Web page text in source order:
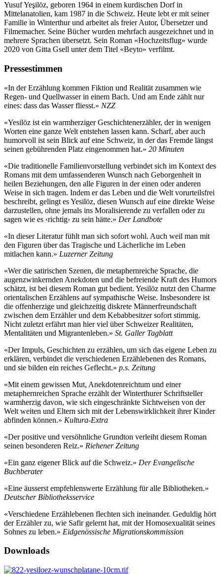
Yusuf Yeşilöz, geboren 1964 in einem kurdischen Dorf in
Mittelanatolien, kam 1987 in die Schweiz. Heute lebt er mit seiner
Familie in Winterthur und arbeitet als freier Autor, Übersetzer und
Filmemacher. Seine Bücher wurden mehrfach ausgezeichnet und in
mehrere Sprachen übersetzt. Sein Roman «Hochzeitsflug» wurde
2020 von Gitta Gsell unter dem Titel «Beyto» verfilmt.
Pressestimmen
«In der Erzählung kommen Fiktion und Realität zusammen wie
Regen- und Quellwasser in einem Bach. Und am Ende zählt nur
eines: dass das Wasser fliesst.» NZZ
«Yesilöz ist ein warmherziger Geschichtenerzähler, der in wenigen
Worten eine ganze Welt entstehen lassen kann. Scharf, aber auch
humorvoll ist sein Blick auf eine Schweiz, in der das Fremde längst
seinen gebührenden Platz eingenommen hat.» 20 Minuten
«Die traditionelle Familienvorstellung verbindet sich im Kontext des
Romans mit dem umfassenderen Wunsch nach Geborgenheit in
heilen Beziehungen, den alle Figuren in der einen oder anderen
Weise in sich tragen. Indem er das Leben und die Welt vorurteilsfrei
beschreibt, gelingt es Yesilöz, diesen Wunsch auf eine direkte Weise
darzustellen, ohne jemals ins Moralisierende zu verfallen oder zu
sagen wie es ‹richtig› zu sein hätte.» Der Landbote
«In dieser Literatur fühlt man sich sofort wohl. Auch weil man mit
den Figuren über das Tragische und Lächerliche im Leben
mitlachen kann.» Luzerner Zeitung
«Wer die satirischen Szenen, die metaphernreiche Sprache, die
augenzwinkernden Anekdoten und die befreiende Kraft des Humors
schätzt, ist bei diesem Roman gut bedient. Yesilöz nutzt den Charme
orientalischen Erzählens auf sympathische Weise. Insbesondere ist
die offenherzige und gleichzeitig diskrete Männerfreundschaft
zwischen dem Erzähler und dem Kebabbesitzer sofort stimmig.
Nicht zuletzt erfährt man hier viel über Schweizer Realitäten,
Mentalitäten und Migrantenleben.» St. Galler Tagblatt
«Der Impuls, Geschichten zu erzählen, um sich das eigene Leben zu
erklären, verbindet die verschiedenen Erzählebenen des Romans,
und sie bilden ein reiches Geflecht.» p.s. Zeitung
«Mit einem gewissen Mut, Anekdotenreichtum und einer
metaphernreichen Sprache erzählt der Winterthurer Schriftsteller
warmherzig davon, wie sich eingeschränkte Sichtweisen von der
Welt weiten und Eltern sich mit der Lebenswirklichkeit ihrer Kinder
abfinden können.» Kultura-Extra
«Der positive und versöhnliche Grundton verleiht diesem Roman
seinen besonderen Reiz.» Riehener Zeitung
«Ein ganz eigener Blick auf die Schweiz.» Der Evangelische
Buchberater
«Eine äusserst empfehlenswerte Erzählung für alle Bibliotheken.»
Deutscher Bibliotheksservice
«Verschiedene Erzählebenen flechten sich ineinander. Geduldig hört
der Erzähler zu, wie Safir gelernt hat, mit der Homosexualität seines
Sohnes zu leben.» Eidgenössische Migrationskommission
Downloads